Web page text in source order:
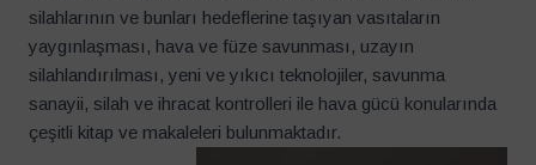
silahlarının ve bunları hedeflerine taşıyan vasıtaların
yaygınlaşması, hava ve füze savunması, uzayın
silahlandırılması, yeni ve yıkıcı teknolojiler, savunma
sanayii, silah ve ihracat kontrolleri ile hava gücü konularında
çeşitli kitap ve makaleleri bulunmaktadır.